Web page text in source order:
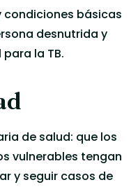
básicas
desnutrida y
la TB.
de salud: que los
vulnerables tengan
y seguir casos de